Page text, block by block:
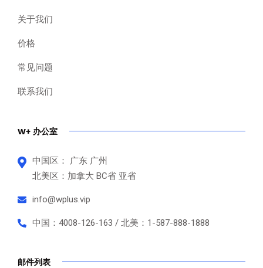
关于我们
价格
常见问题
联系我们
W+ 办公室
中国区： 广东 广州
北美区：加拿大 BC省 亚省
info@wplus.vip
中国：4008-126-163 / 北美：1-587-888-1888
邮件列表